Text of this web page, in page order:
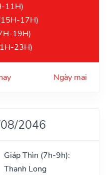
11H)
17H)
19H)
23H)
Ngày mai
2046
Giáp Thìn (7h-9h):
Thanh Long